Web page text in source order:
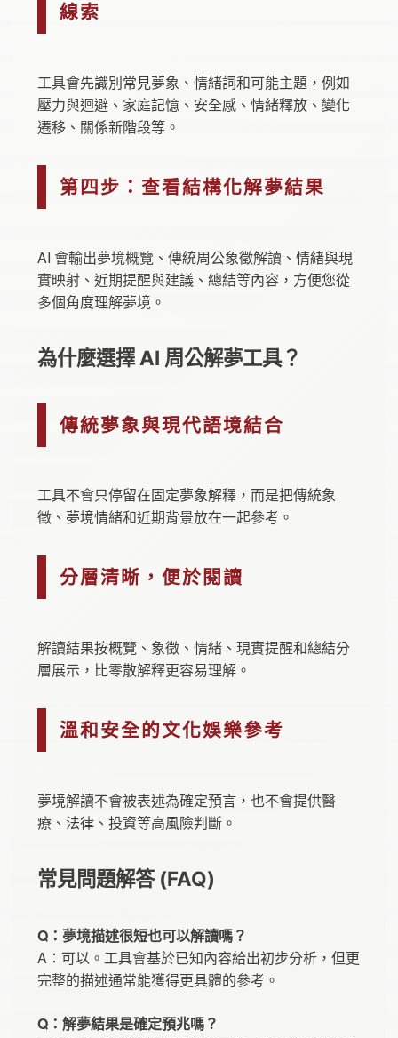
線索
工具會先識別常見夢象、情緒詞和可能主題，例如
壓力與迴避、家庭記憶、安全感、情緒釋放、變化
遷移、關係新階段等。
第四步：查看結構化解夢結果
AI 會輸出夢境概覽、傳統周公象徵解讀、情緒與現
實映射、近期提醒與建議、總結等內容，方便您從
多個角度理解夢境。
為什麼選擇 AI 周公解夢工具？
傳統夢象與現代語境結合
工具不會只停留在固定夢象解釋，而是把傳統象
徵、夢境情緒和近期背景放在一起參考。
分層清晰，便於閱讀
解讀結果按概覽、象徵、情緒、現實提醒和總結分
層展示，比零散解釋更容易理解。
溫和安全的文化娛樂參考
夢境解讀不會被表述為確定預言，也不會提供醫
療、法律、投資等高風險判斷。
常見問題解答 (FAQ)
Q：夢境描述很短也可以解讀嗎？
A：可以。工具會基於已知內容給出初步分析，但更
完整的描述通常能獲得更具體的參考。
Q：解夢結果是確定預兆嗎？